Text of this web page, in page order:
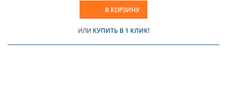
В КОРЗИНУ
ИЛИ КУПИТЬ В 1 КЛИК!